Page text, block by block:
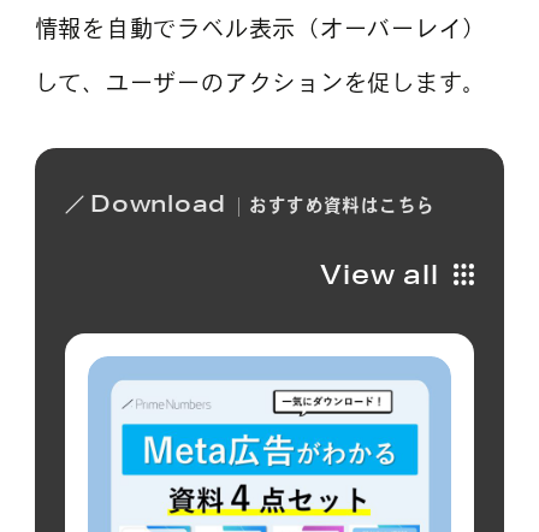
情報を自動でラベル表示（オーバーレイ）
して、ユーザーのアクションを促します。
Download おすすめ資料は こちら
View all